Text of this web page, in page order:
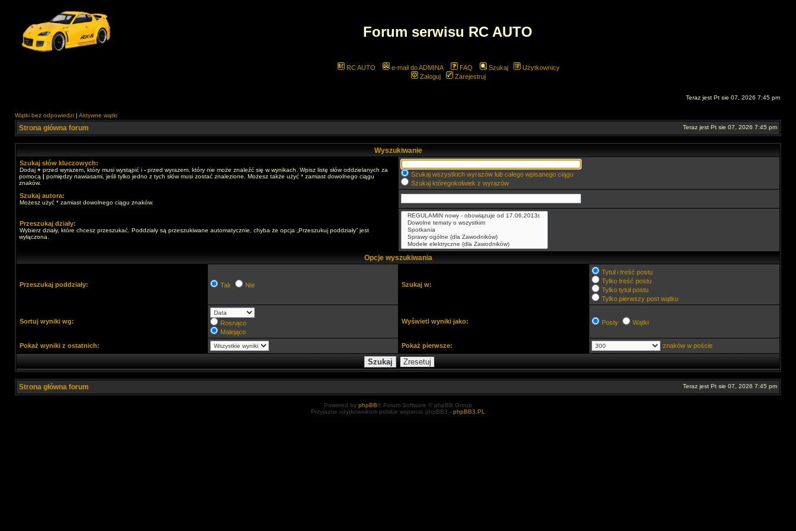
Forum serwisu RC AUTO
RC AUTO e-mail do ADMINA FAQ Szukaj
Użytkownicy
Zaloguj
Zarejestruj
Teraz jest Pt sie 07, 2026 7:45 pm
Wątki bez odpowiedzi | Aktywne wątki
Strona główna forum Teraz jest Pt sie 07, 2026 7:45 pm
Wyszukiwanie
Szukaj słów kluczowych:
Dodaj + przed wyrazem, który musi wystąpić i - przed wyrazem, który nie może znaleźć się w wynikach. Wpisz listę słów oddzielanych za
pomocą | pomiędzy nawiasami, jeśli tylko jedno z tych słów musi zostać znalezione. Możesz także użyć * zamiast dowolnego ciągu
znaków.
Szukaj wszystkich wyrazów lub całego wpisanego ciągu
Szukaj któregokolwiek z wyrazów
Szukaj autora:
Możesz użyć * zamiast dowolnego ciągu znaków.
Przeszukaj działy:
Wybierz działy, które chcesz przeszukać. Poddziały są przeszukiwane automatycznie, chyba że opcja „Przeszukuj poddziały” jest
wyłączona.
Opcje wyszukiwania
Przeszukaj poddziały: Tak Nie Szukaj w:
Tytuł i treść postu
Tylko treść postu
Tylko tytuł postu
Tylko pierwszy post wątku
Sortuj wyniki wg:
Rosnąco
Malejąco
Wyświetl wyniki jako: Posty Wątki
Pokaż wyniki z ostatnich: Pokaż pierwsze: znaków w poście
Strona główna forum Teraz jest Pt sie 07, 2026 7:45 pm
Powered by phpBB® Forum Software © phpBB Group
Przyjazne użytkownikom polskie wsparcie phpBB3 - phpBB3.PL